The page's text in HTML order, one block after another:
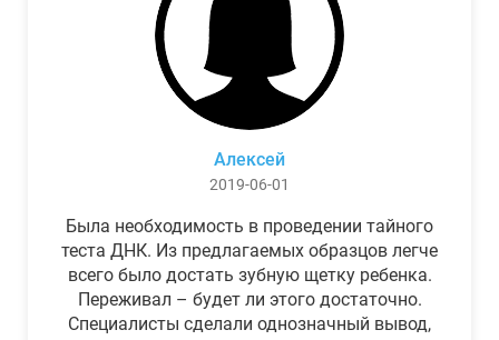
Алексей
2019-06-01
Была необходимость в проведении тайного
теста ДНК. Из предлагаемых образцов легче
всего было достать зубную щетку ребенка.
Переживал – будет ли этого достаточно.
Специалисты сделали однозначный вывод,